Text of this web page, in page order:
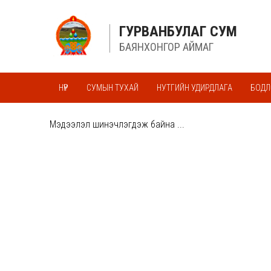
ГУРВАНБУЛАГ СУМ
БАЯНХОНГОР АЙМАГ
НҮҮР СУМЫН ТУХАЙ НУТГИЙН УДИРДЛАГА
АЛБАН ХААГЧИЙН АЖЛЫН ГҮЙЦЭТГЭЛИЙГ ҮНЭЛЭХ ЖУРАМ
Мэдээлэл шинэчлэгдэж байна ...